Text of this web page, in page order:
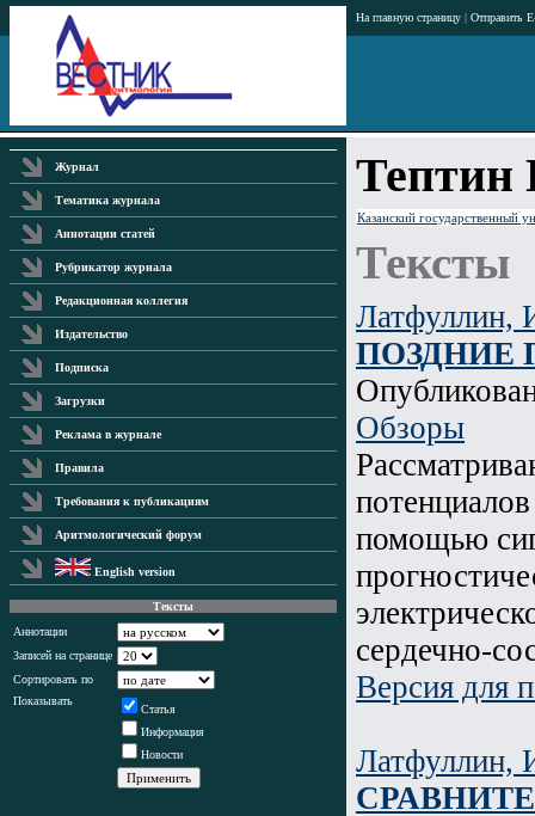
На главную страницу | Отправить
Журнал
Тематика журнала
Аннотации статей
Рубрикатор журнала
Редакционная коллегия
Издательство
Подписка
Загрузки
Реклама в журнале
Правила
Требования к публикациям
Аритмологический форум
English version
Тексты
Аннотации
Записей на странице
Сортировать по
Показывать
Статья
Информация
Новости
Тептин
Казанский государственный
Тексты
Латфуллин,
ПОЗДНИЕ
Обзоры
помощью
сердечно-
Версия для
Латфуллин,